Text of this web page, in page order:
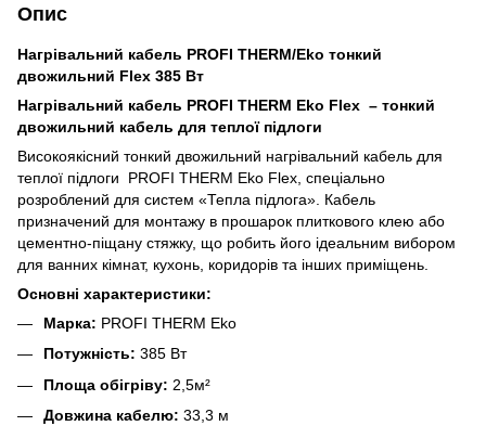
Опис
Нагрівальний кабель PROFI THERM/Eko тонкий
двожильний Flex 385 Вт
Нагрівальний кабель PROFI THERM Eko Flex – тонкий
двожильний кабель для теплої підлоги
Високоякісний тонкий двожильний нагрівальний кабель для
теплої підлоги
PROFI THERM Eko Flex, спеціально
розроблений для систем «Тепла підлога». Кабель
призначений для монтажу в прошарок плиткового клею або
цементно-піщану стяжку, що робить його ідеальним вибором
для ванних кімнат, кухонь, коридорів та інших приміщень.
Основні характеристики:
Марка: PROFI THERM Eko
Потужність: 385 Вт
Площа обігріву: 2,5м²
Довжина кабелю: 33,3 м